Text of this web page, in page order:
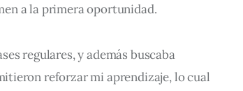
a la primera oportunidad.
regulares, y además buscaba
reforzar mi aprendizaje, lo cual